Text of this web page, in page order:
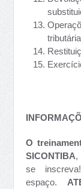
tributária
O
SICONTIBA,
se
espaço.